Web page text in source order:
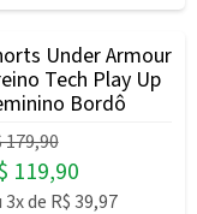
Under Armour
Tech Play Up
Bordô
179,90
119,90
3xde R$ 39,97